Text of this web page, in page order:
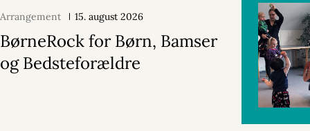
Arrangement 15. august 2026
BørneRock for Børn, Bamser
og Bedsteforældre